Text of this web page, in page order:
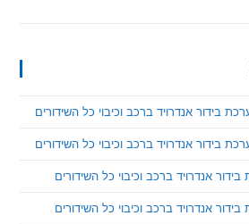
ברכב וכיבוי כל השידורים
ברכב וכיבוי כל השידורים
ברכב וכיבוי כל השידורים
ברכב וכיבוי כל השידורים